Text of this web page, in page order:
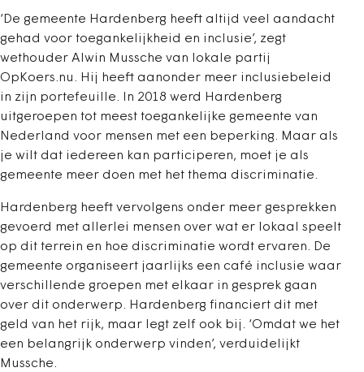
‘De gemeente Hardenberg heeft altijd veel aandacht
gehad voor toegankelijkheid en inclusie’, zegt
wethouder Alwin Mussche van lokale partij
OpKoers.nu. Hij heeft aanonder meer inclusiebeleid
in zijn portefeuille. In 2018 werd Hardenberg
uitgeroepen tot meest toegankelijke gemeente van
Nederland voor mensen met een beperking. Maar als
je wilt dat iedereen kan participeren, moet je als
gemeente meer doen met het thema discriminatie.
Hardenberg heeft vervolgens onder meer gesprekken
gevoerd met allerlei mensen over wat er lokaal speelt
op dit terrein en hoe discriminatie wordt ervaren. De
gemeente organiseert jaarlijks een café inclusie waar
verschillende groepen met elkaar in gesprek gaan
over dit onderwerp. Hardenberg financiert dit met
geld van het rijk, maar legt zelf ook bij. ‘Omdat we het
een belangrijk onderwerp vinden’, verduidelijkt
Mussche.